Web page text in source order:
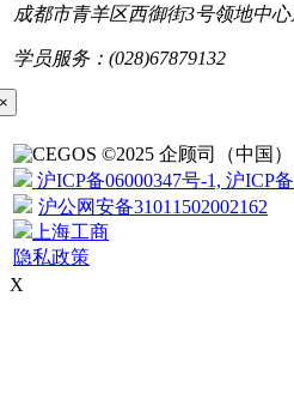
成都市青羊区西御街3号领地中
学员服务：(028)67879132
©2025 企顾司（中国）
沪ICP备06000347号-1, 沪ICP
沪公网安备31011502002162
上海工商
隐私政策
X